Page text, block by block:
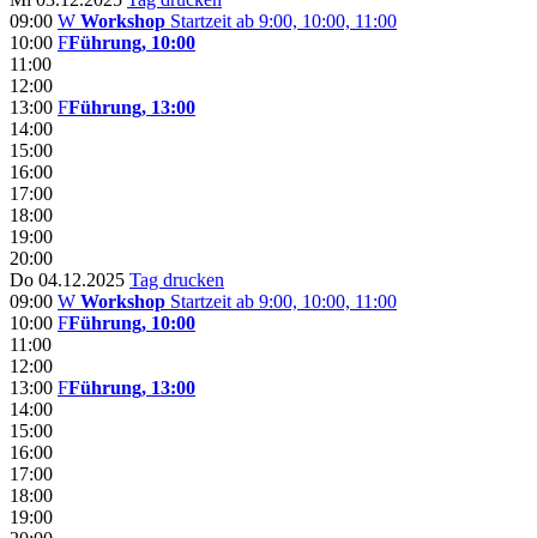
09:00 W Workshop Startzeit ab 9:00, 10:00, 11:00
10:00 FFührung, 10:00
11:00
12:00
13:00 FFührung, 13:00
14:00
15:00
16:00
17:00
18:00
19:00
20:00
Do 04.12.2025 Tag drucken
09:00 W Workshop Startzeit ab 9:00, 10:00, 11:00
10:00 FFührung, 10:00
11:00
12:00
13:00 FFührung, 13:00
14:00
15:00
16:00
17:00
18:00
19:00